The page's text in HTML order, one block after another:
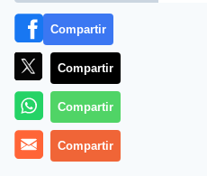
Más información
Compartir
Compartir
Compartir
Compartir